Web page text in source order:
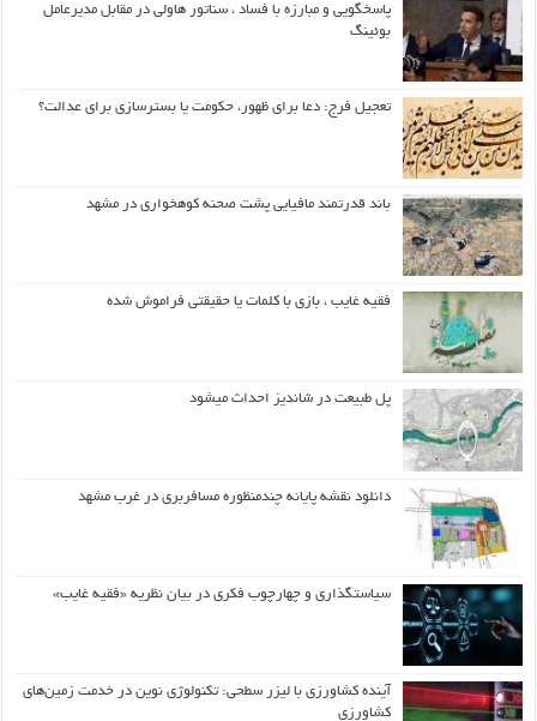
پاسخگویی و مبارزه با فساد ، سناتور هاولی در مقابل مدیرعامل
بوئینگ
تعجیل فرج: دعا برای ظهور، حکومت یا بسترسازی برای عدالت؟
باند قدرتمند مافیایی پشت صحنه کوهخواری در مشهد
فقیه غایب ، بازی با کلمات یا حقیقتی فراموش شده
پل طبیعت در شاندیز احداث میشود
دانلود نقشه پایانه چندمنظوره مسافربری در غرب مشهد
سیاستگذاری و چهارچوب فکری در بیان نظریه «فقیه غایب»
آینده کشاورزی با لیزر سطحی: تکنولوژی نوین در خدمت زمین‌های
کشاورزی